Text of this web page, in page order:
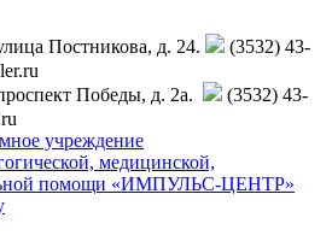
Постникова, д. 24.
(3532) 43-
Победы, д. 2а.
(3532) 43-
учреждение
медицинской,
помощи «ИМПУЛЬС-ЦЕНТР»